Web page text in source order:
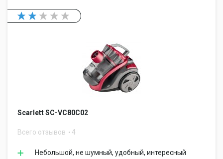
Scarlett SC-VC80C02
Всего отзывов 4
Небольшой, не шумный, удобный, интересный